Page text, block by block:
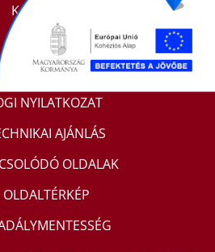
KAPCSOLAT
IMPRESSZUM
TÁJÉKOZTATÓ
NYILATKOZAT
AJÁNLÁS
OLDALAK
OLDALTÉRKÉP